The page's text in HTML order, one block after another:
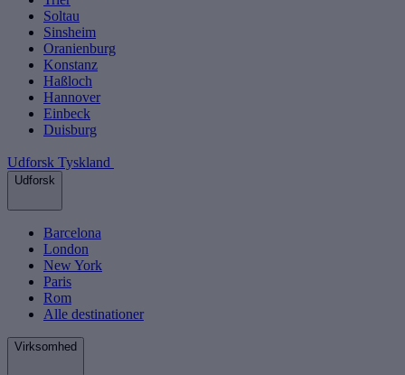
Soltau
Sinsheim
Oranienburg
Konstanz
Haßloch
Hannover
Einbeck
Duisburg
Udforsk Tyskland
Udforsk
Barcelona
London
New York
Paris
Rom
Alle destinationer
Virksomhed